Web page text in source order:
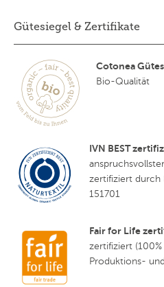
Gütesiegel & Zertifikate
Cotonea
Bio-Qualität
IVN BEST
zertifiziert durch
151701
Fair for Life
zertifiziert
Produktions-